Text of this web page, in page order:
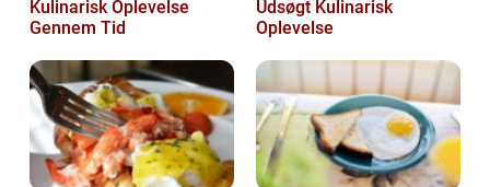
Kulinarisk Oplevelse
Gennem Tid
Udsøgt Kulinarisk
Oplevelse